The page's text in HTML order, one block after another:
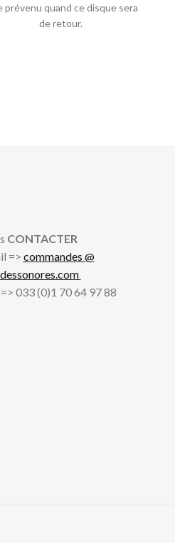
prévenu quand ce disque sera
de retour.
CONTACTER
=> commandes @
033 (0)1 70 64 97 88